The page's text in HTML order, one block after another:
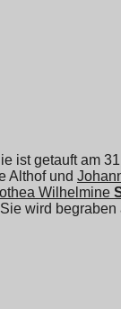
ist getauft am
Althof und
Wilhelmine
wird